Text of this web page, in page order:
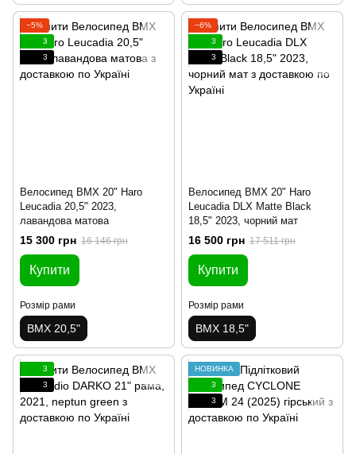
−5%
3
3
Велосипед BMX 20" Haro
Leucadia 20,5" 2023,
лавандова матова
15 300 грн 16 146 грн
Купити
Розмір рами
BMX 20,5"
−6%
3
3
Велосипед BMX 20" Haro
Leucadia DLX Matte Black
18,5" 2023, чорний мат
16 500 грн 17 511 грн
Купити
Розмір рами
BMX 18,5"
3
3
НОВИНКА
3
3